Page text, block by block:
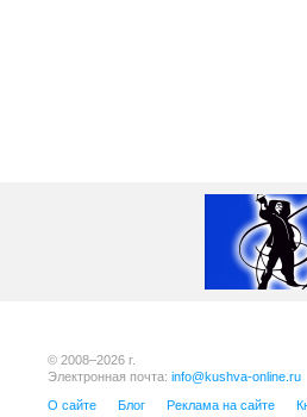
© 2008–2026 г.
Электронная почта: info@kushva-online.ru
О сайте
Блог Реклама на сайте